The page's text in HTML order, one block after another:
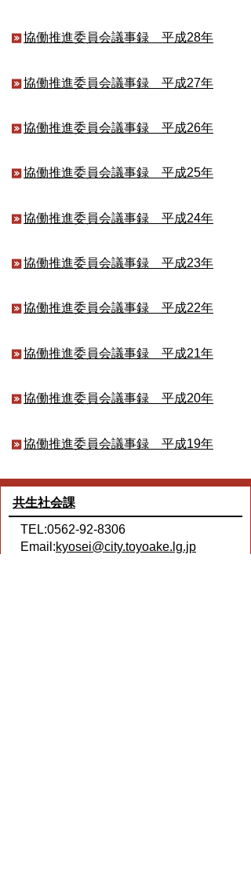
協働推進委員会議事録 平成28年
協働推進委員会議事録 平成27年
協働推進委員会議事録 平成26年
協働推進委員会議事録 平成25年
協働推進委員会議事録 平成24年
協働推進委員会議事録 平成23年
協働推進委員会議事録 平成22年
協働推進委員会議事録 平成21年
協働推進委員会議事録 平成20年
協働推進委員会議事録 平成19年
共生社会課
TEL:0562-92-8306
Email:kyosei@city.toyoake.lg.jp